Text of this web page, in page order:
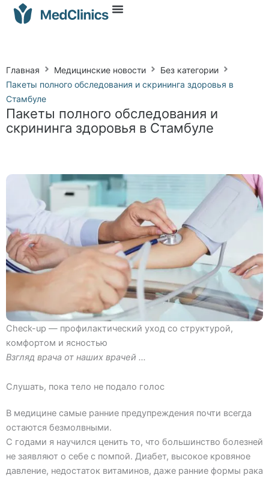
Пакеты полного обследования и
скрининга здоровья в Стамбуле
Главная Медицинские новости
Без категории
Пакеты полного обследования и скрининга здоровья в
Стамбуле
Check-up — профилактический уход со структурой,
комфортом и ясностью
Взгляд врача от наших врачей …
Слушать, пока тело не подало голос
В медицине самые ранние предупреждения почти всегда
остаются безмолвными.
С годами я научился ценить то, что большинство болезней
не заявляют о себе с помпой. Диабет, высокое кровяное
давление, недостаток витаминов, даже ранние формы рака